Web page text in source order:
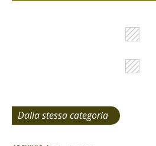
Dalla stessa categoria